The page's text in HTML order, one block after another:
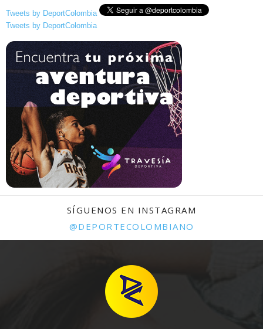
Tweets by DeportColombia
Tweets by DeportColombia
SÍGUENOS EN INSTAGRAM
@DEPORTECOLOMBIANO